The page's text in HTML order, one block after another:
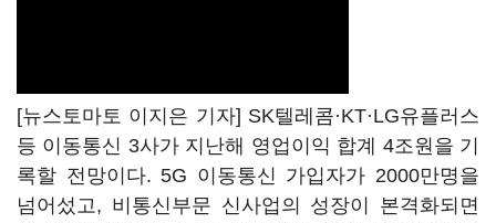
[뉴스토마토 이지은 기자] SK텔레콤·KT·LG유플러스
등 이동통신 3사가 지난해 영업이익 합계 4조원을 기
록할 전망이다. 5G 이동통신 가입자가 2000만명을
넘어섰고, 비통신부문 신사업의 성장이 본격화되면